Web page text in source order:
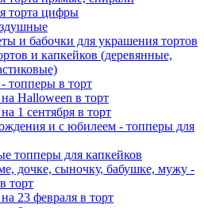
торта цифры
и бабочки для украшения тортов
и капкейков (деревянные,
топперы в торт
Halloween в торт
1 сентября в торт
и с юбилеем - топперы для
топперы для капкейков
дочке, сыночку, бабушке, мужу -
торт
23 февраля в торт